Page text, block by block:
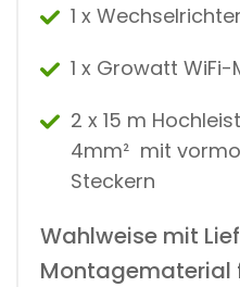
1 x
1 x Growatt WiFi-
2 x 15 m
4mm² mit
Steckern
Wahlweise mit
Montagematerial